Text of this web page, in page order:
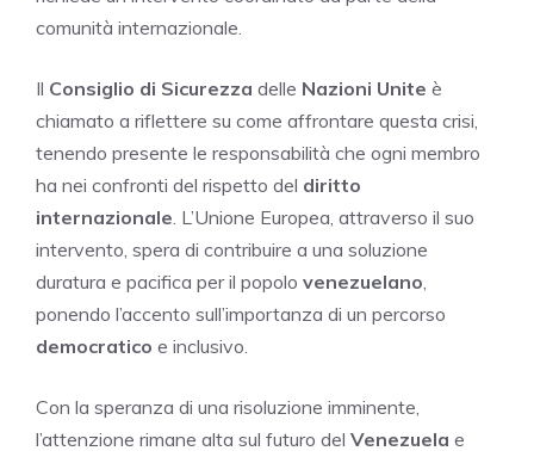
comunità internazionale.
Il Consiglio di Sicurezza delle Nazioni Unite è
chiamato a riflettere su come affrontare questa crisi,
tenendo presente le responsabilità che ogni membro
ha nei confronti del rispetto del diritto
internazionale. L’Unione Europea, attraverso il suo
intervento, spera di contribuire a una soluzione
duratura e pacifica per il popolo venezuelano,
ponendo l’accento sull’importanza di un percorso
democratico e inclusivo.
Con la speranza di una risoluzione imminente,
l’attenzione rimane alta sul futuro del Venezuela e